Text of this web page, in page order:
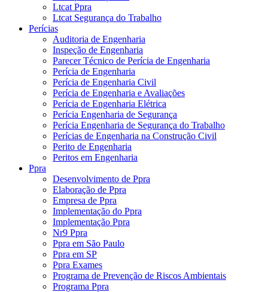
Ltcat Ppra
Ltcat Segurança do Trabalho
Perícias
Auditoria de Engenharia
Inspeção de Engenharia
Parecer Técnico de Perícia de Engenharia
Perícia de Engenharia
Perícia de Engenharia Civil
Perícia de Engenharia e Avaliações
Perícia de Engenharia Elétrica
Perícia Engenharia de Segurança
Perícia Engenharia de Segurança do Trabalho
Perícias de Engenharia na Construção Civil
Perito de Engenharia
Peritos em Engenharia
Ppra
Desenvolvimento de Ppra
Elaboração de Ppra
Empresa de Ppra
Implementação do Ppra
Implementação Ppra
Nr9 Ppra
Ppra em São Paulo
Ppra em SP
Ppra Exames
Programa de Prevenção de Riscos Ambientais
Programa Ppra